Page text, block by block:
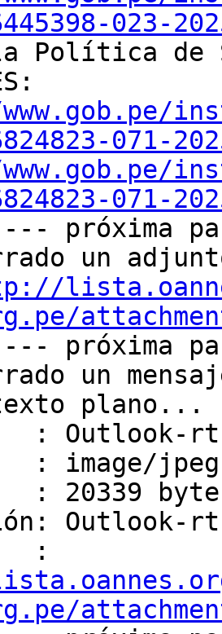
023-
Política de
071-
071-
próxima
un
próxima
un
plano...
: Outlook-
: image/jpeg
: 20339
Outlook-
: